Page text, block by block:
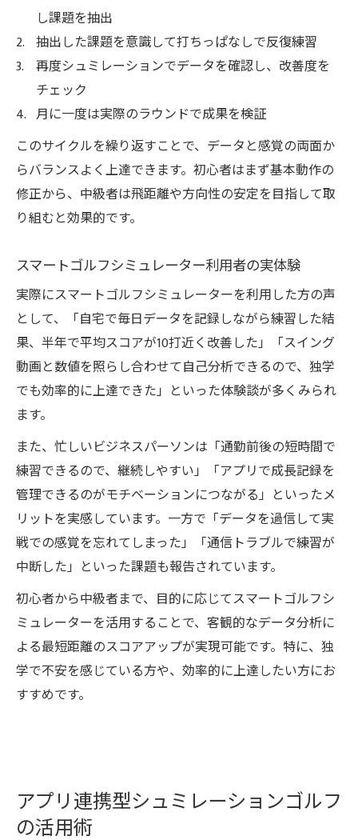
し課題を抽出
抽出した課題を意識して打ちっぱなしで反復練習
再度シュミレーションでデータを確認し、改善度を
チェック
月に一度は実際のラウンドで成果を検証
このサイクルを繰り返すことで、データと感覚の両面か
らバランスよく上達できます。初心者はまず基本動作の
修正から、中級者は飛距離や方向性の安定を目指して取
り組むと効果的です。
スマートゴルフシミュレーター利用者の実体験
実際にスマートゴルフシミュレーターを利用した方の声
として、「自宅で毎日データを記録しながら練習した結
果、半年で平均スコアが10打近く改善した」「スイング
動画と数値を照らし合わせて自己分析できるので、独学
でも効率的に上達できた」といった体験談が多くみられ
ます。
また、忙しいビジネスパーソンは「通勤前後の短時間で
練習できるので、継続しやすい」「アプリで成長記録を
管理できるのがモチベーションにつながる」といったメ
リットを実感しています。一方で「データを過信して実
戦での感覚を忘れてしまった」「通信トラブルで練習が
中断した」といった課題も報告されています。
初心者から中級者まで、目的に応じてスマートゴルフシ
ミュレーターを活用することで、客観的なデータ分析に
よる最短距離のスコアアップが実現可能です。特に、独
学で不安を感じている方や、効率的に上達したい方にお
すすめです。
アプリ連携型シュミレーションゴルフ
の活用術